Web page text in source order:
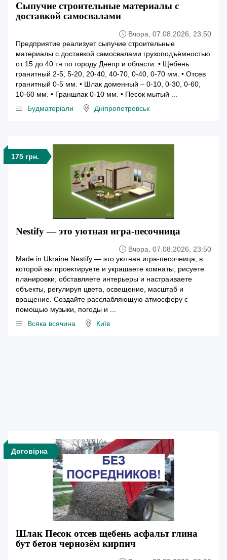
Сыпучие строительные материалы с
доставкой самосвалами
Вчора, 07.08.2026, 23:50
Предприятие реализует сыпучие строительные
материалы с доставкой самосвалами грузоподъёмностью
от 15 до 40 тн по городу Днепр и области: • Щебень
гранитный 2-5, 5-20, 20-40, 40-70, 0-40, 0-70 мм. • Отсев
гранитный 0-5 мм. • Шлак доменный – 0-10, 0-30, 0-60,
10-60 мм. • Граншлак 0-10 мм. • Песок мытый ...
Будматеріали
Дніпропетровськ
175 грн.
Nestify — это уютная игра-песочница
Вчора, 07.08.2026, 23:50
Made in Ukraine Nestify — это уютная игра-песочница, в
которой вы проектируете и украшаете комнаты, рисуете
планировки, обставляете интерьеры и настраиваете
объекты, регулируя цвета, освещение, масштаб и
вращение. Создайте расслабляющую атмосферу с
помощью музыки, погоды и ...
Всяка всячина
Київ
Договірна
Шлак Песок отсев щебень асфальт глина
бут бетон чернозём кирпич